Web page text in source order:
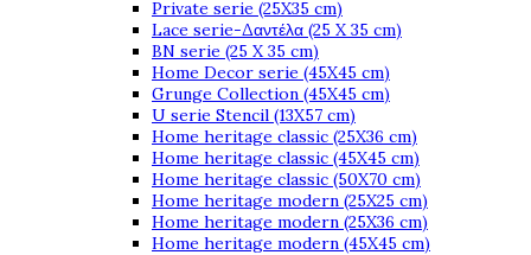
Private serie (25X35 cm)
Lace serie-Δαντέλα (25 X 35 cm)
BN serie (25 X 35 cm)
Home Decor serie (45X45 cm)
Grunge Collection (45X45 cm)
U serie Stencil (13X57 cm)
Home heritage classic (25X36 cm)
Home heritage classic (45X45 cm)
Home heritage classic (50X70 cm)
Home heritage modern (25X25 cm)
Home heritage modern (25X36 cm)
Home heritage modern (45X45 cm)